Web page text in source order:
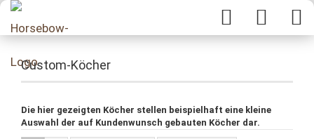
Custom-Köcher
Die hier gezeigten Köcher stellen beispielhaft eine kleine
Auswahl der auf Kundenwunsch gebauten Köcher dar.